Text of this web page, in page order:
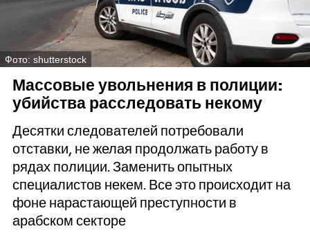
Фото: shutterstock
Массовые увольнения в полиции:
убийства расследовать некому
Десятки следователей потребовали
отставки, не желая продолжать работу в
рядах полиции. Заменить опытных
специалистов некем. Все это происходит на
фоне нарастающей преступности в
арабском секторе